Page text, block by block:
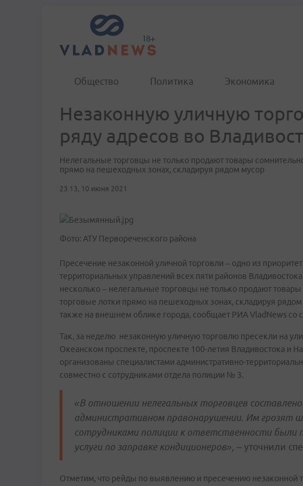
Общество Политика Экономика
Незаконную уличную
ряду адресов во
Нелегальные торговцы не только продают товары
прямо на пешеходных зонах, складируя рядом мусор
23:13, 10 июня 2021
Фото: АТУ Первореченского района
Пресечение незаконной уличной торговли – одно из
территориальных управлений всех пяти районов
несколько – нелегальные торговцы не только продают
торговые лотки прямо на пешеходных зонах, складируя
также на внешнем облике города, сообщает РИА VladNews со
Так, за неделю незаконную уличную торговлю пресекли на
Океанском проспекте, проспекте 100-летия Владивостока и
организованы специалистами административно-
совместно с сотрудниками отдела полиции № 3.
«В отношении нелегальных торговцев
административном правонарушении. Им грозят
сотрудниками полиции к ответственности были
услуги по заправке кондиционеров», – уточнили
Отметим, что рейды по выявлению и пресечению незаконной